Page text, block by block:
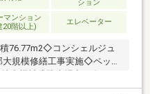
ジテレビ等でCM放映♪
ション
マンション
20階以上)
エレベーター
76.77m2◇コンシェルジュ
規模修繕工事実施◇ペット
内機械式駐車場空き有り
円～35000円／月）